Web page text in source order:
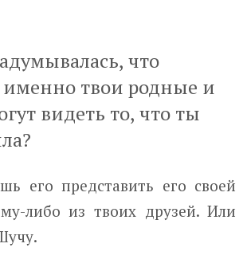
что
именно твои родные и
видеть то, что ты
его представить его своей
либо из твоих друзей. Или